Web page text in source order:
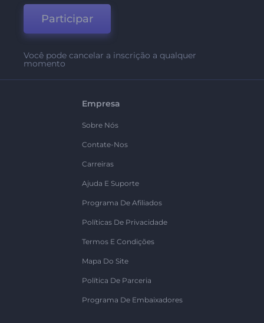
Participar
Você pode cancelar a inscrição a qualquer
momento
Empresa
Sobre Nós
Contate-Nos
Carreiras
Ajuda E Suporte
Programa De Afiliados
Políticas De Privacidade
Termos E Condições
Mapa Do Site
Política De Parceria
Programa De Embaixadores